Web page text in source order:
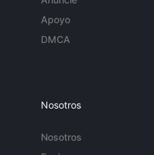
Apoyo
DMCA
Nosotros
Nosotros